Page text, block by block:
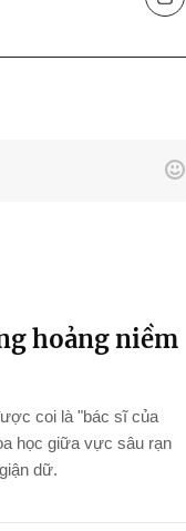
hoảng niềm
coi là "bác sĩ của
học giữa vực sâu rạn
dữ.